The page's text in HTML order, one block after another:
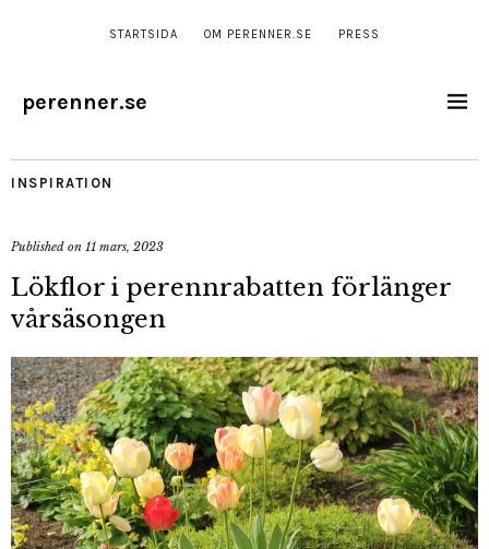
STARTSIDA OM PERENNER.SE PRESS
perenner.se
INSPIRATION
Published on 11 mars, 2023
Lökflor i perennrabatten förlänger
vårsäsongen